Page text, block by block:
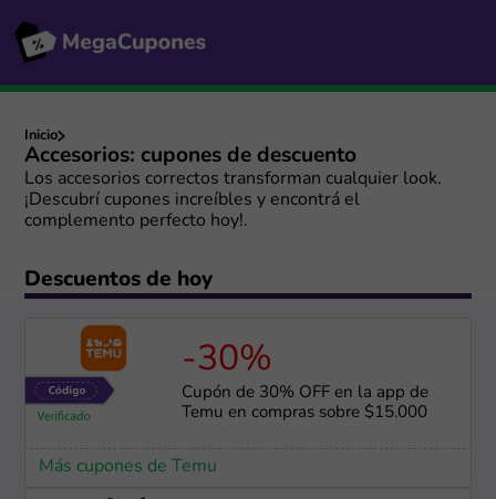
Inicio
Accesorios: cupones de descuento
Los accesorios correctos transforman cualquier look.
¡Descubrí cupones increíbles y encontrá el
complemento perfecto hoy!.
Descuentos de hoy
-30%
Cupón de 30% OFF en la app de
Temu en compras sobre $15.000
Más cupones de Temu